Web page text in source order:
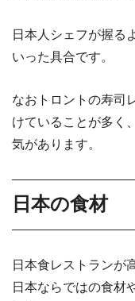
日本人シェフが握る
いった具合です。
なおトロントの寿司
けていることが多く
気があります。
日本の食材
日本食レストランが
日本ならではの食材